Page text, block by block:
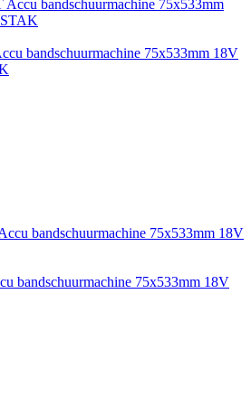
bandschuurmachine 75x533mm 18V
bandschuurmachine 75x533mm 18V